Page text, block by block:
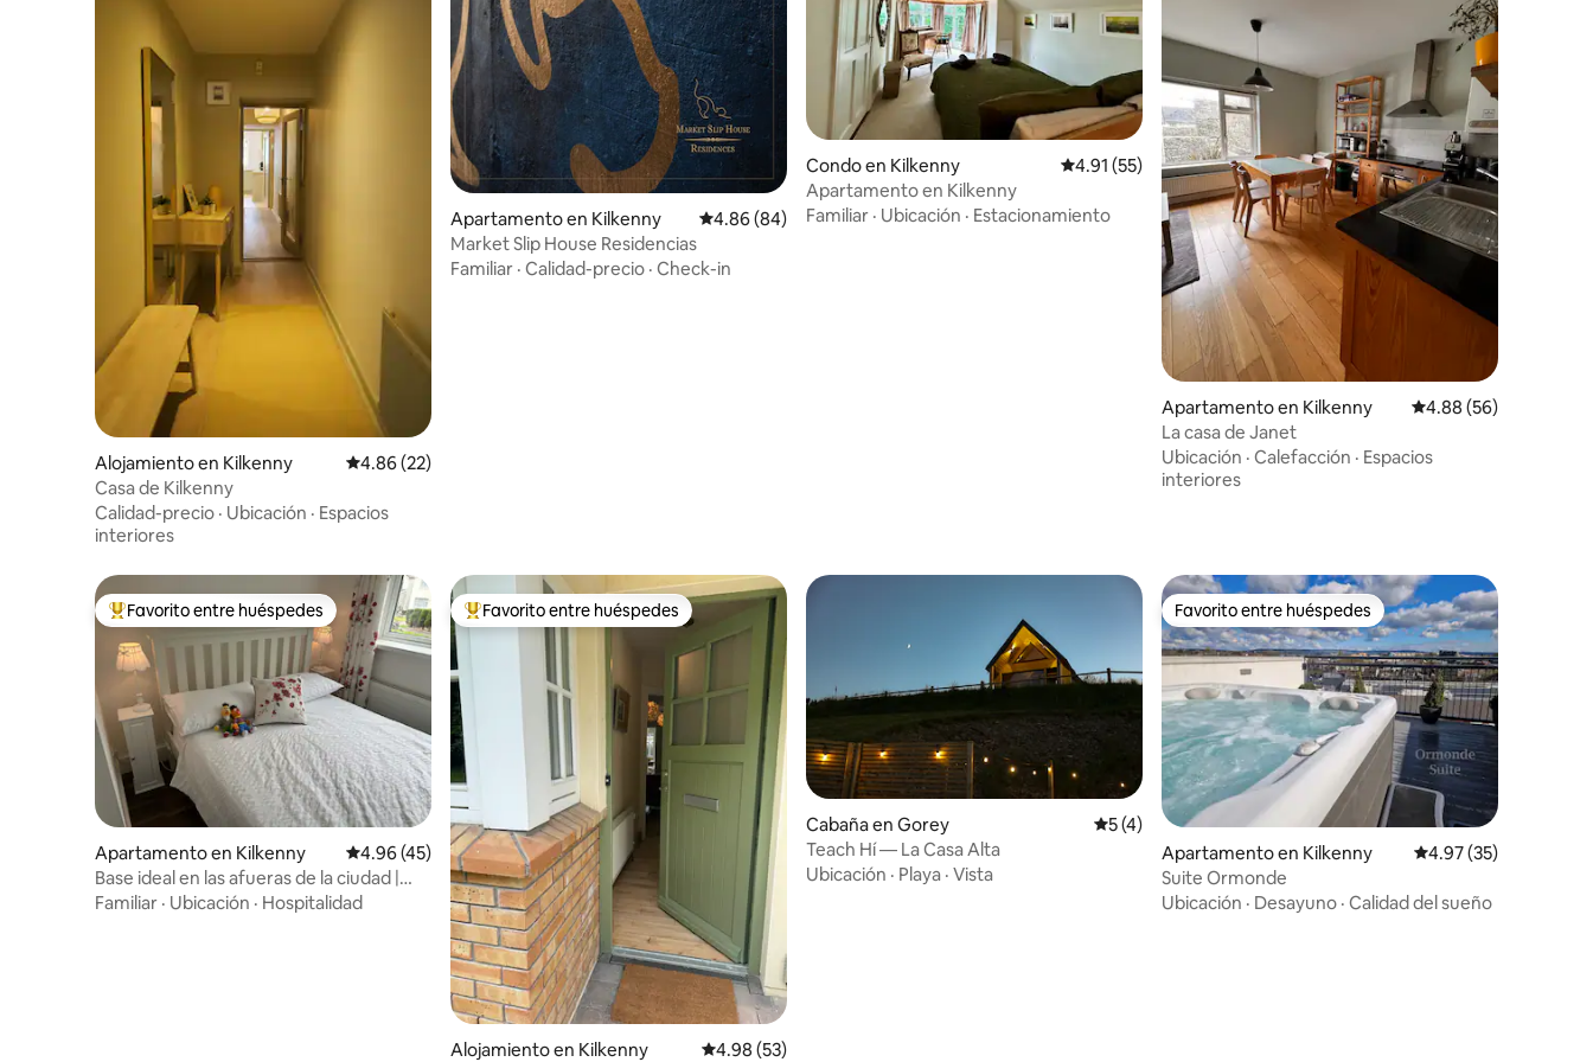
Alojamiento en Kilkenny Calificación promedio: 4.86 de 5, 22 reseñas
4.86 (22)
Casa de Kilkenny
Calidad-precio · Ubicación · Espacios
interiores
Apartamento en Kilkenny Calificación promedio: 4.86 de 5, 84 reseñas
4.86 (84)
Market Slip House Residencias
Familiar · Calidad-precio · Check-in
Condo en Kilkenny Calificación promedio: 4.91 de 5, 55 reseñas
4.91 (55)
Apartamento en Kilkenny
Familiar · Ubicación · Estacionamiento
Apartamento en Kilkenny Calificación
4.88 (56)
La casa de Janet
Ubicación · Calefacción · Espacios
interiores
Favorito entre huéspedes preferido
Favorito entre huéspedes
Apartamento en Kilkenny Calificación promedio: 4.96 de 5, 45 reseñas
4.96 (45)
Base ideal en las afueras de la ciudad |
Compra, pasea y explora
Familiar · Ubicación · Hospitalidad
Favorito entre huéspedes preferido
Favorito entre huéspedes
Alojamiento en Kilkenny Calificación promedio: 4.98 de 5, 53 reseñas
4.98 (53)
Cabaña en Gorey Calificación promedio: 5 de 5, 4 reseñas
5 (4)
Teach Hí — La Casa Alta
Ubicación · Playa · Vista
Favorito entre huéspedes
Favorito entre huéspedes
Apartamento en Kilkenny Calificación
4.97 (35)
Suite Ormonde
Ubicación · Desayuno · Calidad del sueño